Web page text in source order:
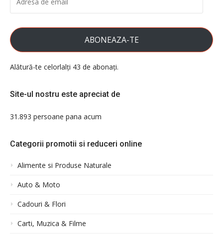
DE
EMAIL
ABONEAZA-TE
Alătură-te celorlalți 43 de abonați.
Site-ul nostru este apreciat de
31.893 persoane pana acum
Categorii promotii si reduceri online
Alimente si Produse Naturale
Auto & Moto
Cadouri & Flori
Carti, Muzica & Filme